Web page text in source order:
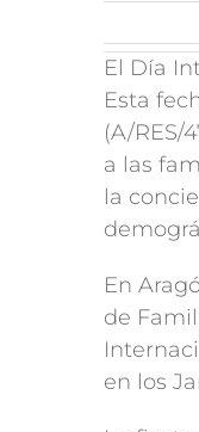
El Día
Esta
(A/RES/
a las
la
En
de
en los